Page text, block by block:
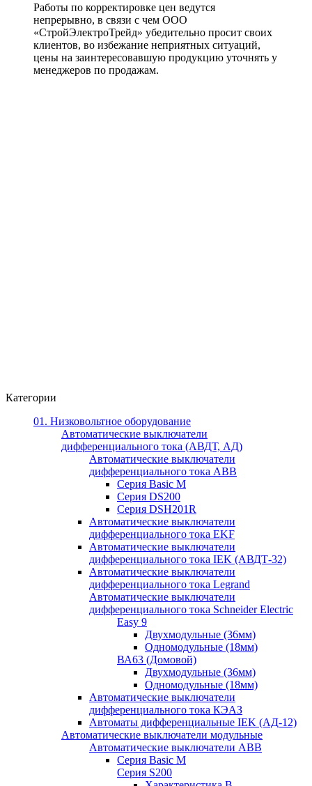
Работы по корректировке цен ведутся
непрерывно, в связи с чем ООО
«СтройЭлектроТрейд» убедительно просит своих
клиентов, во избежание неприятных ситуаций,
цены на заинтересовавшую продукцию уточнять у
менеджеров по продажам.
Категории
01. Низковольтное оборудование
Автоматические выключатели
дифференциального тока (АВДТ, АД)
Автоматические выключатели
дифференциального тока ABB
Серия Basic M
Серия DS200
Серия DSH201R
Автоматические выключатели
дифференциального тока EKF
Автоматические выключатели
дифференциального тока IEK (АВДТ-32)
Автоматические выключатели
дифференциального тока Legrand
Автоматические выключатели
дифференциального тока Schneider Electric
Easy 9
Двухмодульные (36мм)
Одномодульные (18мм)
ВА63 (Домовой)
Двухмодульные (36мм)
Одномодульные (18мм)
Автоматические выключатели
дифференциального тока КЭАЗ
Автоматы дифференциальные IEK (АД-12)
Автоматические выключатели модульные
Автоматические выключатели ABB
Серия Basic M
Серия S200